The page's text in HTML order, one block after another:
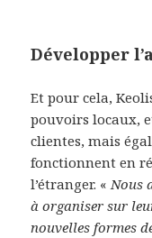
Développer
Et pour cela,
pouvoirs locaux,
clientes, mais
fonctionnent en
l’étranger. « Nous
à organiser sur
nouvelles formes